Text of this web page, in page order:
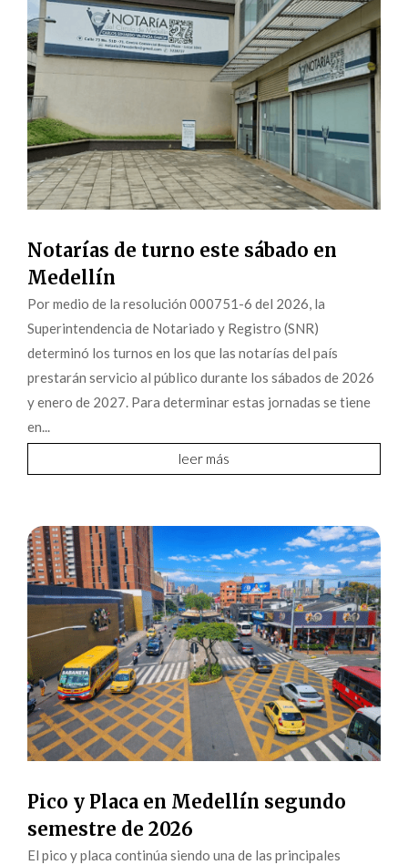
Notarías de turno este sábado en
Medellín
Por medio de la resolución 000751-6 del 2026, la
Superintendencia de Notariado y Registro (SNR)
determinó los turnos en los que las notarías del país
prestarán servicio al público durante los sábados de 2026
y enero de 2027. Para determinar estas jornadas se tiene
en...
leer más
Pico y Placa en Medellín segundo
semestre de 2026
El pico y placa continúa siendo una de las principales